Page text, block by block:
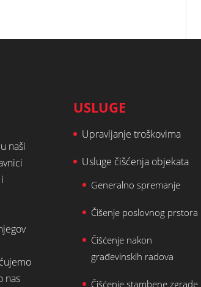
naši
nas
USLUGE
Upravljanje troškovima
Usluge čišćenja objekata
Generalno spremanje
Čišenje poslovnog prstora
Čišćenje nakon
građevinskih radova
Čišćenje stambene zgrade